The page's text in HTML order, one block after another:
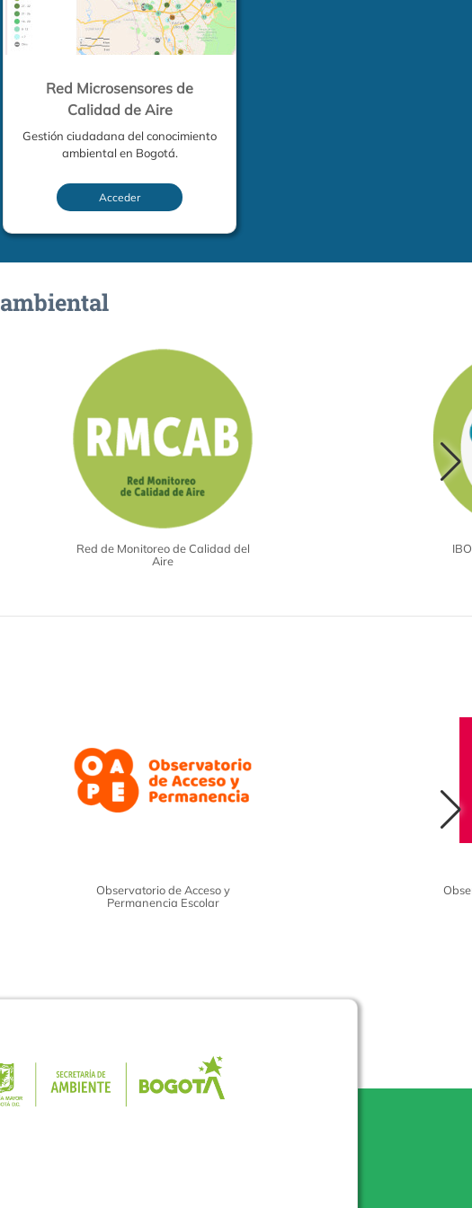
Red Microsensores de
Calidad de Aire
Gestión ciudadana del conocimiento
ambiental en Bogotá.
Acceder
Red de Monitoreo de Calidad del
Aire
Observatorio de Acceso y
Permanencia Escolar